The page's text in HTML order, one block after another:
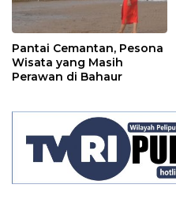
Pantai Cemantan, Pesona
Wisata yang Masih
Perawan di Bahaur